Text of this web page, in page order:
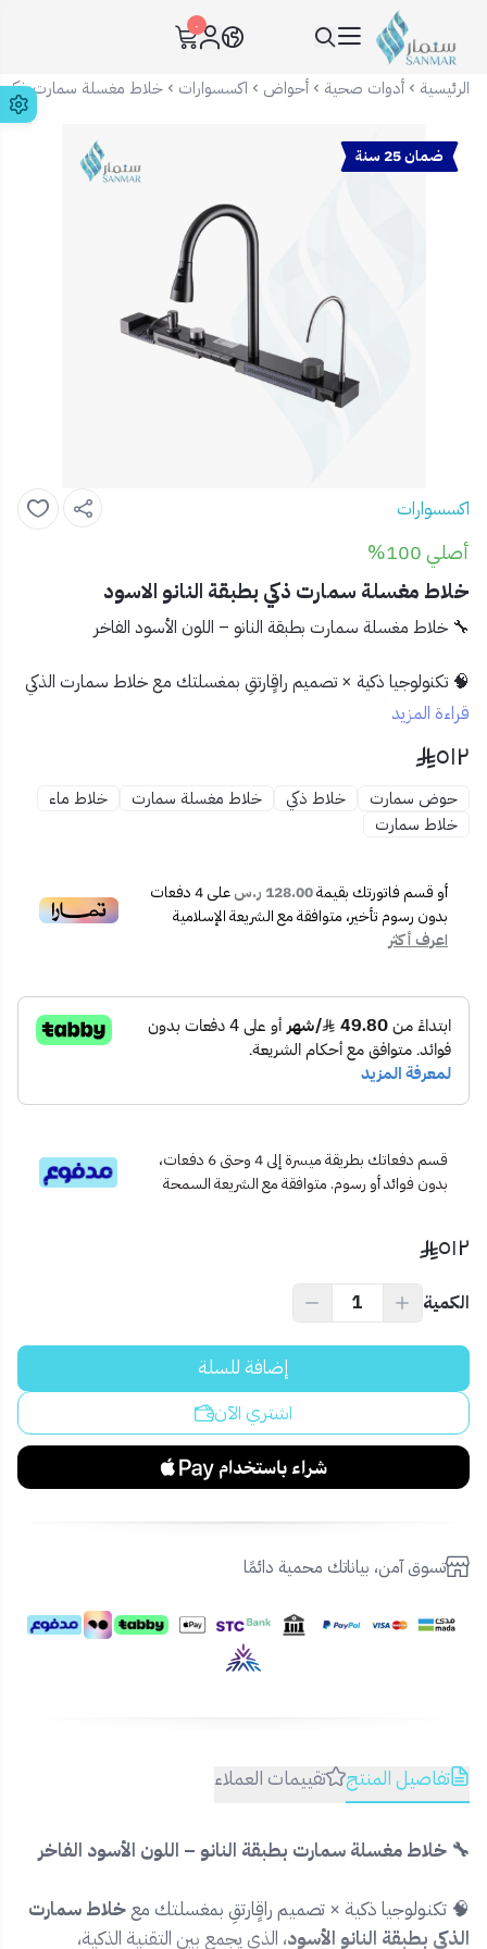
سنمار Sanmar
٠
الرئيسية أدوات صحية أحواض اكسسوارات خلاط مغسلة سمارت ذكي
ضمان 25 سنة
اكسسوارات
أصلي 100%
خلاط مغسلة سمارت ذكي بطبقة النانو الاسود
🔧 خلاط مغسلة سمارت بطبقة النانو – اللون الأسود الفاخر
🧠 تكنولوجيا ذكية × تصميم راقٍارتقِ بمغسلتك معخلاط سمارت الذكي
بطبقة النانو الأسود
والتحكم بالمياه في تجربة يومية استثنائية.
✅ المميزات:
🔁مقبض مزدوج ذكيللتحكم الدقيق بدرجة الحرارة وتدفق
المياه
💦حنفية قابلة للسحب مع رشاش متعدد الأنماط
سهولة التنظيف وعدم تراكم الأوساخ بفضل السطح المعالج
🌡️مقاومة للصدأ ودرجات الحرارة العالية
💧فتحة مدمجة لمياه الفلتر (Filter tap ready)
🧩تصميم متكامل لتوفير المساحة وتنظيم المغسلة
جميع القطع اللازمة للتركيب
دليل الاستخدام والتركيب
مغاسل المطابخ العصرية
مغاسل المطاعم والكافيهات
المنازل الذكية الحديثة
لأداء أمثل، يُنصح بتركيب فلتر مياه مخصص لتغذية فتحة الفلترة
الجانبية، مما يضمن استخدامًا صحيًا ونظيفًا لمياه الشرب.
قراءة المزيد
٥١٢
حوض سمارت خلاط ذكي خلاط مغسلة سمارت
خلاط ماء
خلاط سمارت
أو قسم فاتورتك بقيمة128.00 ر.س على4دفعات
بدون رسوم تأخير، متوافقة مع الشريعة الإسلامية
اعرف أكثر
قسم دفعاتك بطريقة ميسرة إلى 4 وحتى 6 دفعات،
بدون فوائد أو رسوم. متوافقة مع الشريعة السمحة
٥١٢
الكمية
إضافة للسلة
اشتري الآن
تسوق آمن، بياناتك محمية دائمًا
تفاصيل المنتج تقييمات العملاء
🔧 خلاط مغسلة سمارت بطبقة النانو – اللون الأسود الفاخر
🧠 تكنولوجيا ذكية × تصميم راقٍارتقِ بمغسلتك معخلاط سمارت
الذكي بطبقة النانو الأسود، الذي يجمع بين التقنية الذكية،